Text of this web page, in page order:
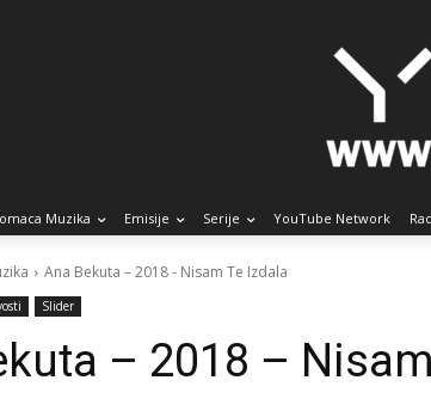
Muzika Emisije Serije YouTube Network
Ana Bekuta – 2018 - Nisam Te Izdala
Slider
– 2018 –